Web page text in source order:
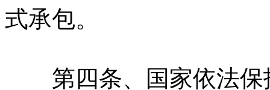
式承包。
第四条、国家依法保